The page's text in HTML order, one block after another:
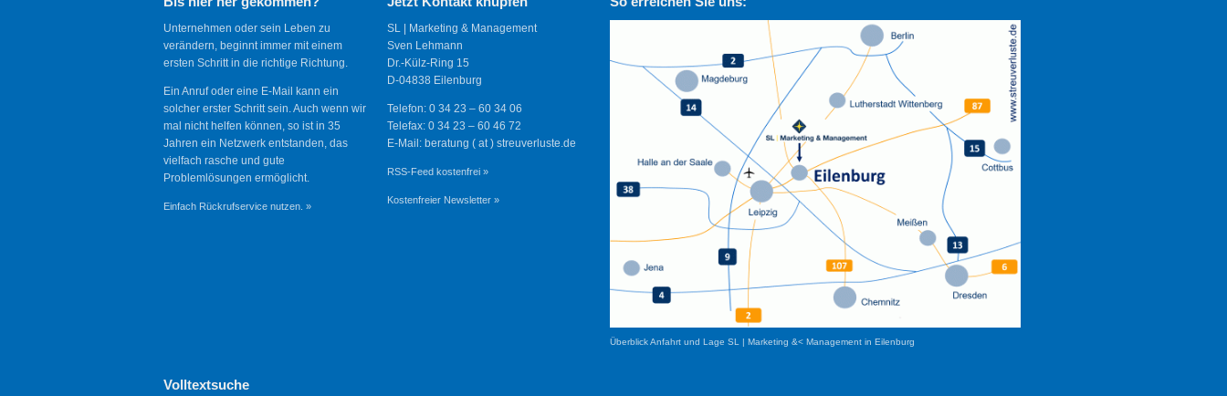
Unternehmen oder sein Leben zu
verändern, beginnt immer mit einem
ersten Schritt in die richtige Richtung.
Ein Anruf oder eine E-Mail kann ein
solcher erster Schritt sein. Auch wenn wir
mal nicht helfen können, so ist in 35
Jahren ein Netzwerk entstanden, das
vielfach rasche und gute
Problemlösungen ermöglicht.
Einfach Rückrufservice nutzen. »
SL | Marketing & Management
Sven Lehmann
Dr.-Külz-Ring 15
D-04838 Eilenburg
Telefon: 0 34 23 – 60 34 06
Telefax: 0 34 23 – 60 46 72
E-Mail: beratung ( at ) streuverluste.de
RSS-Feed kostenfrei »
Kostenfreier Newsletter »
Überblick Anfahrt und Lage SL | Marketing &< Management in Eilenburg
Volltextsuche